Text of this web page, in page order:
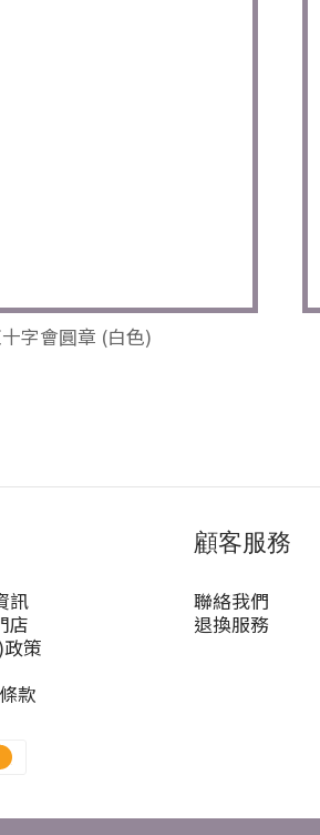
字會圓章 (白色)
訊
店
策
款
顧客服務
聯絡我們
退換服務